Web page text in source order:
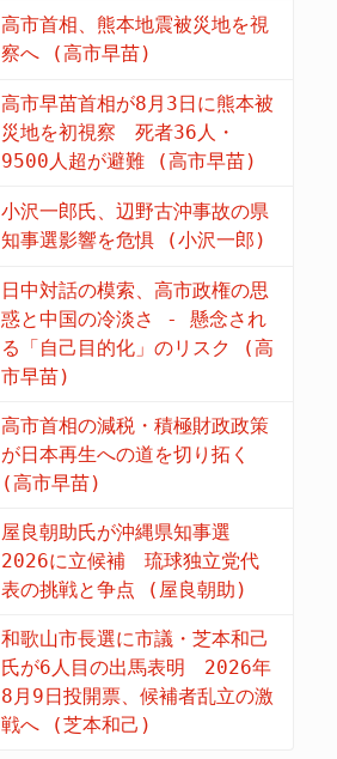
高市首相、熊本地震被災地を視
察へ (高市早苗)
高市早苗首相が8月3日に熊本被
災地を初視察 死者36人・
9500人超が避難 (高市早苗)
小沢一郎氏、辺野古沖事故の県
知事選影響を危惧 (小沢一郎)
日中対話の模索、高市政権の思
惑と中国の冷淡さ - 懸念され
る「自己目的化」のリスク (高
市早苗)
高市首相の減税・積極財政政策
が日本再生への道を切り拓く
(高市早苗)
屋良朝助氏が沖縄県知事選
2026に立候補 琉球独立党代
表の挑戦と争点 (屋良朝助)
和歌山市長選に市議・芝本和己
氏が6人目の出馬表明 2026年
8月9日投開票、候補者乱立の激
戦へ (芝本和己)